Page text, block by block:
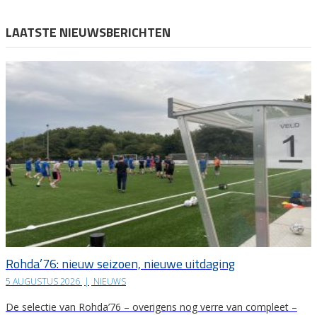
LAATSTE NIEUWSBERICHTEN
Rohda’76: nieuw seizoen, nieuwe uitdaging
5 AUGUSTUS 2026 | NIEUWS
De selectie van Rohda’76 – overigens nog verre van compleet –